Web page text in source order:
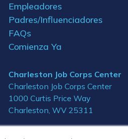
Empleadores
Padres/Influenciadores
FAQs
Comienza Ya
Charleston Job Corps Center
Charleston Job Corps Center
1000 Curtis Price Way
Charleston, WV 25311